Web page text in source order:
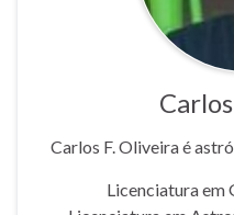
Carlos F. Oliveira é
Licenciatura em